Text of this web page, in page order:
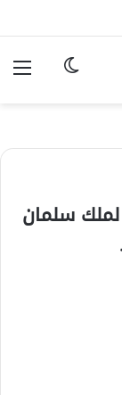
الوضع
سلمان